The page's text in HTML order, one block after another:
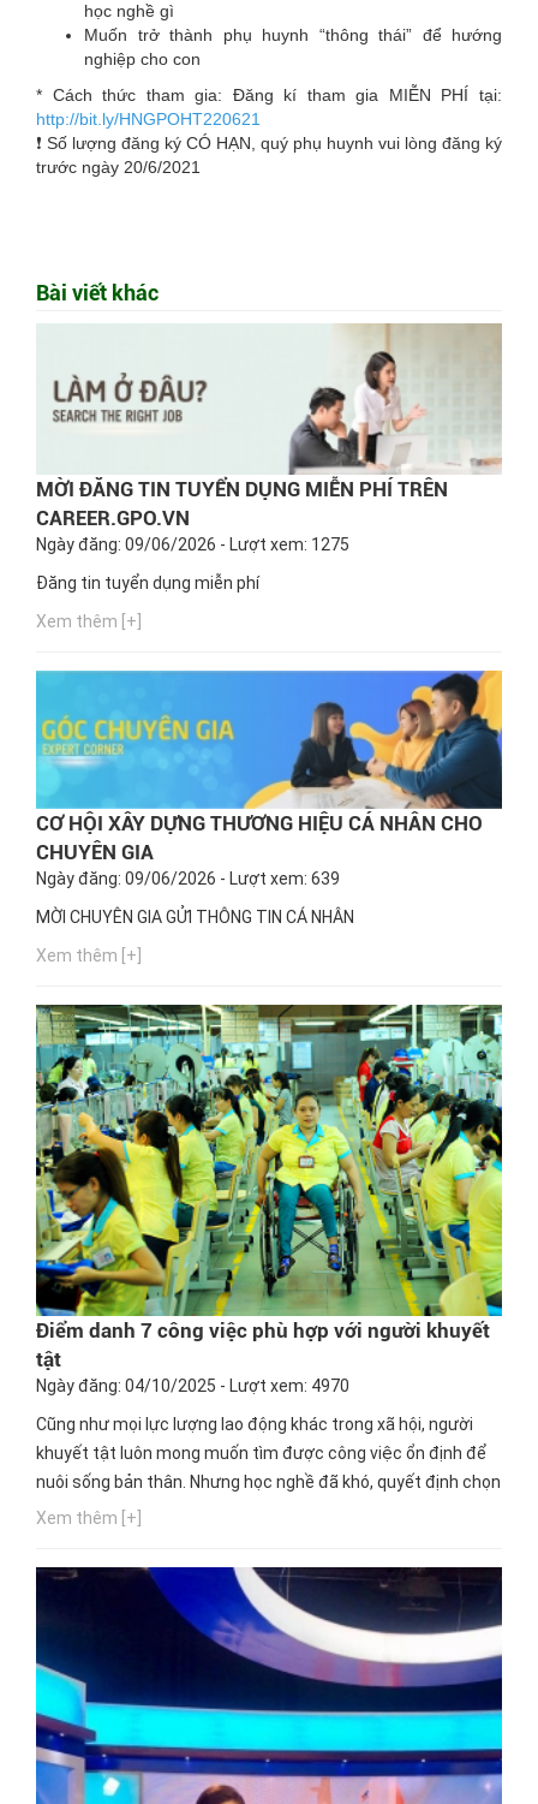
học nghề gì
Muốn trở thành phụ huynh “thông thái” để hướng
nghiệp cho con
* Cách thức tham gia: Đăng kí tham gia MIỄN PHÍ tại:
http://bit.ly/HNGPOHT220621
❗ Số lượng đăng ký CÓ HẠN, quý phụ huynh vui lòng đăng ký
trước ngày 20/6/2021
Bài viết khác
MỜI ĐĂNG TIN TUYỂN DỤNG MIỄN PHÍ TRÊN
CAREER.GPO.VN
Ngày đăng: 09/06/2026 - Lượt xem: 1275
Đăng tin tuyển dụng miễn phí
Xem thêm [+]
CƠ HỘI XÂY DỰNG THƯƠNG HIỆU CÁ NHÂN CHO
CHUYÊN GIA
Ngày đăng: 09/06/2026 - Lượt xem: 639
MỜI CHUYÊN GIA GỬI THÔNG TIN CÁ NHÂN
Xem thêm [+]
Điểm danh 7 công việc phù hợp với người khuyết
tật
Ngày đăng: 04/10/2025 - Lượt xem: 4970
Cũng như mọi lực lượng lao động khác trong xã hội, người
khuyết tật luôn mong muốn tìm được công việc ổn định để
nuôi sống bản thân. Nhưng học nghề đã khó, quyết định chọn
một nghề thích hợp cho mình lại càng khó hơn. Ngay bây giờ,
Xem thêm [+]